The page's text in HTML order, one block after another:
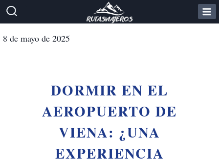
Saltar
contenido
8 de mayo de 2025
DORMIR EN EL
AEROPUERTO DE
VIENA: ¿UNA
EXPERIENCIA